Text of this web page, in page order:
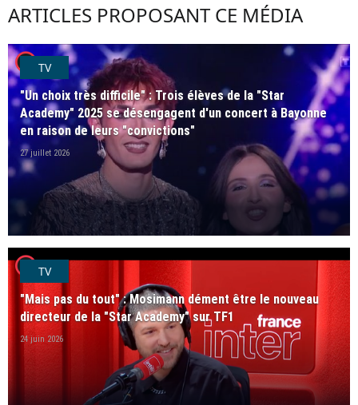
ARTICLES PROPOSANT CE MÉDIA
player2TV
"Un choix très difficile" : Trois élèves de la "Star
Academy" 2025 se désengagent d'un concert à Bayonne
en raison de leurs "convictions"
27 juillet 2026
player2TV
"Mais pas du tout" : Mosimann dément être le nouveau
directeur de la "Star Academy" sur TF1
24 juin 2026